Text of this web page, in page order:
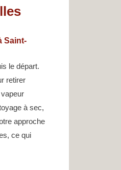
Saint-
le départ.
retirer
à sec,
approche
ce qui